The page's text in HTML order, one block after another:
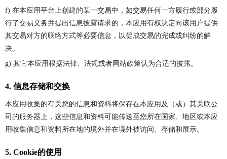
f) 在本应用平台上创建的某一交易中，如交易任何一方履行或部分履
行了交易义务并提出信息披露请求的，本应用有权决定向该用户提供
其交易对方的联络方式等必要信息，以促成交易的完成或纠纷的解
决。
g) 其它本应用根据法律、法规或者网站政策认为合适的披露。
4. 信息存储和交换
本应用收集的有关您的信息和资料将保存在本应用及（或）其关联公
司的服务器上，这些信息和资料可能传送至您所在国家、地区或本应
用收集信息和资料所在地的境外并在境外被访问、存储和展示。
5. Cookie的使用